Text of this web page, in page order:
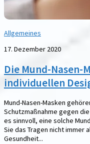
Allgemeines
17. Dezember 2020
Die Mund-
individuellen
Mund-Nasen-Masken
Schutzmaßnahme gegen
es sinnvoll, eine solche
Sie das Tragen nicht immer
Gesundheit...